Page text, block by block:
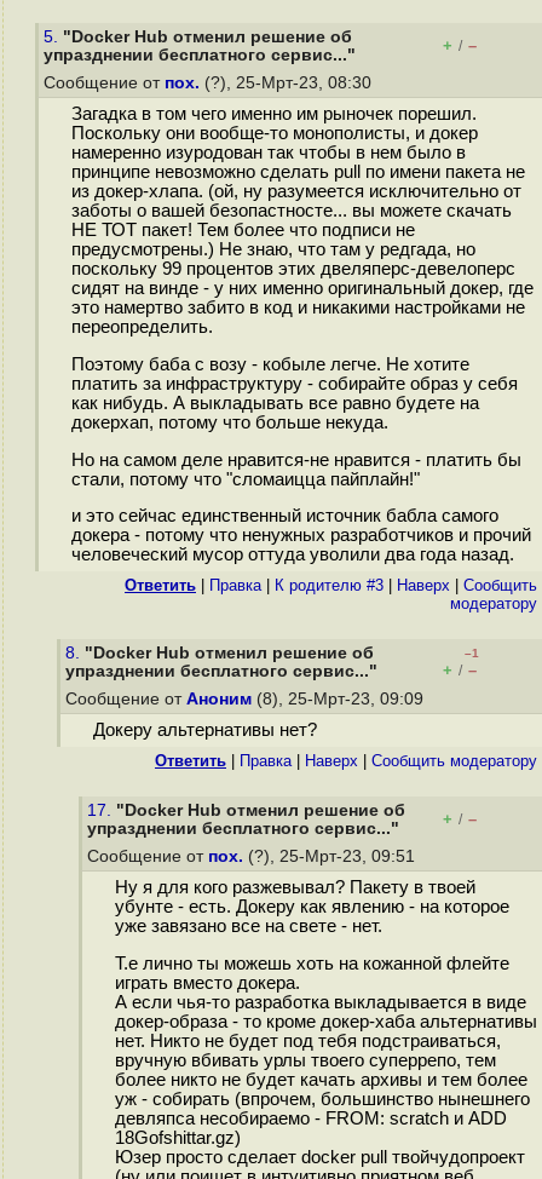
5. "Docker Hub отменил решение об
упразднении бесплатного сервис..."
+ / –
Сообщение от пох. (?), 25-Мрт-23, 08:30
Загадка в том чего именно им рыночек порешил.
Поскольку они вообще-то монополисты, и докер
намеренно изуродован так чтобы в нем было в
принципе невозможно сделать pull по имени пакета не
из докер-хлапа. (ой, ну разумеется исключительно от
заботы о вашей безопастносте... вы можете скачать
НЕ ТОТ пакет! Тем более что подписи не
предусмотрены.) Не знаю, что там у редгада, но
поскольку 99 процентов этих двеляперс-девелоперс
сидят на винде - у них именно оригинальный докер, где
это намертво забито в код и никакими настройками не
переопределить.
Поэтому баба с возу - кобыле легче. Не хотите
платить за инфраструктуру - собирайте образ у себя
как нибудь. А выкладывать все равно будете на
докерхап, потому что больше некуда.
Но на самом деле нравится-не нравится - платить бы
стали, потому что "сломаицца пайплайн!"
и это сейчас единственный источник бабла самого
докера - потому что ненужных разработчиков и прочий
человеческий мусор оттуда уволили два года назад.
Ответить Правка| К родителю #3 Наверх
Cообщить
модератору
8. "Docker Hub отменил решение об
упразднении бесплатного сервис..."
–1
+ / –
Сообщение от Аноним (8), 25-Мрт-23, 09:09
Докеру альтернативы нет?
Ответить Правка| Наверх Cообщить модератору
17. "Docker Hub отменил решение об
упразднении бесплатного сервис..."
+ / –
Сообщение от пох. (?), 25-Мрт-23, 09:51
Ну я для кого разжевывал? Пакету в твоей
убунте - есть. Докеру как явлению - на которое
уже завязано все на свете - нет.
Т.е лично ты можешь хоть на кожанной флейте
играть вместо докера.
А если чья-то разработка выкладывается в виде
докер-образа - то кроме докер-хаба альтернативы
нет. Никто не будет под тебя подстраиваться,
вручную вбивать урлы твоего суперрепо, тем
более никто не будет качать архивы и тем более
уж - собирать (впрочем, большинство нынешнего
девляпса несобираемо - FROM: scratch и ADD
18Gofshittar.gz)
Юзер просто сделает docker pull твойчудопроект